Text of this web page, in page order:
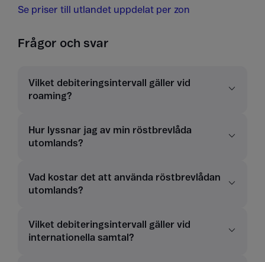
Se priser till utlandet uppdelat per zon
Frågor och svar
Vilket debiteringsintervall gäller vid
roaming?
Hur lyssnar jag av min röstbrevlåda
utomlands?
Vad kostar det att använda röstbrevlådan
utomlands?
Vilket debiteringsintervall gäller vid
internationella samtal?